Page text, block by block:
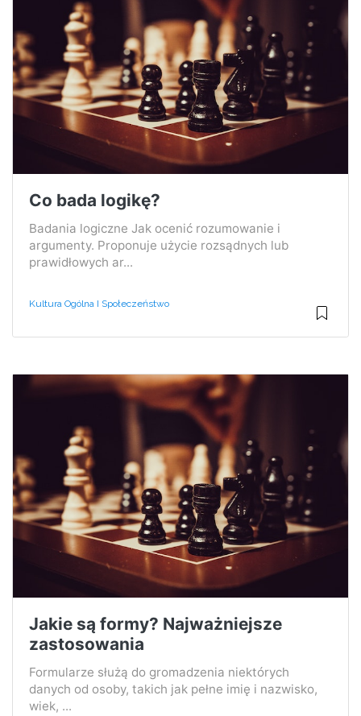
Co bada logikę?
Badania logiczne Jak ocenić rozumowanie i
argumenty. Proponuje użycie rozsądnych lub
prawidłowych ar...
Kultura Ogólna I Społeczeństwo
Jakie są formy? Najważniejsze
zastosowania
Formularze służą do gromadzenia niektórych
danych od osoby, takich jak pełne imię i nazwisko,
wiek, ...